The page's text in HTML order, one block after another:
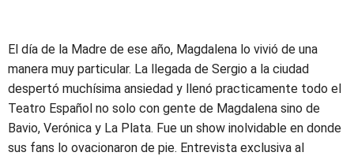
El día de la Madre de ese año, Magdalena lo vivió de una
manera muy particular. La llegada de Sergio a la ciudad
despertó muchísima ansiedad y llenó practicamente todo el
Teatro Español no solo con gente de Magdalena sino de
Bavio, Verónica y La Plata. Fue un show inolvidable en donde
sus fans lo ovacionaron de pie. Entrevista exclusiva al